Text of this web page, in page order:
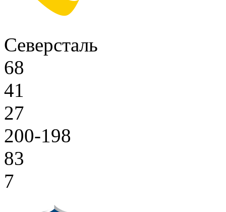
Северсталь
68
41
27
200-198
83
7